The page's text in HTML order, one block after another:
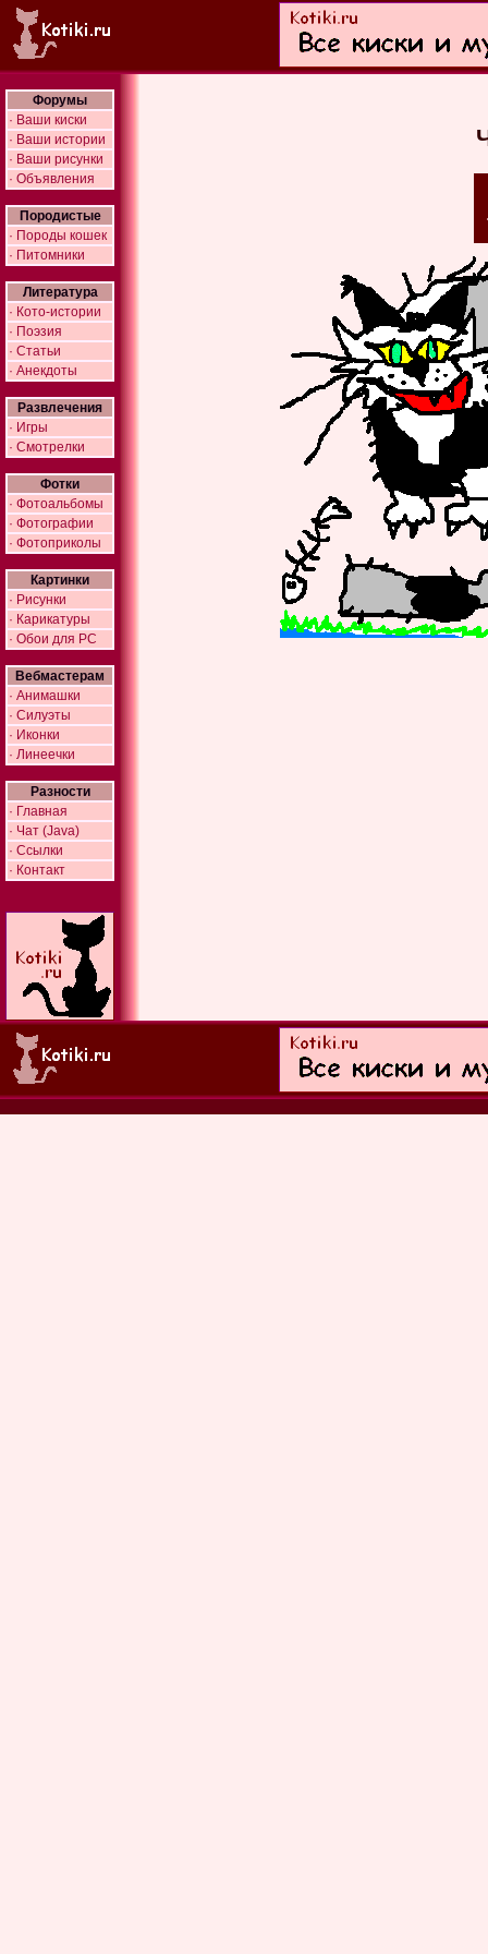
Форумы
· Ваши киски
· Ваши истории
· Ваши рисунки
· Объявления
Породистые
· Породы кошек
· Питомники
Литература
· Кото-истории
· Поэзия
· Статьи
· Анекдоты
Развлечения
· Игры
· Смотрелки
Фотки
· Фотоальбомы
· Фотографии
· Фотоприколы
Картинки
· Рисунки
· Карикатуры
· Обои для PC
Вебмастерам
· Анимашки
· Силуэты
· Иконки
· Линеечки
Разности
· Главная
· Чат (Java)
· Ссылки
· Контакт